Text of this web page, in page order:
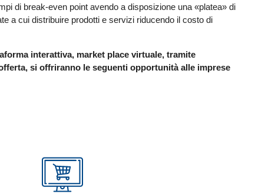
di break-even point avendo a disposizione una «platea» di
a cui distribuire prodotti e servizi riducendo il costo di
interattiva, market place virtuale, tramite
si offriranno le seguenti opportunità alle imprese